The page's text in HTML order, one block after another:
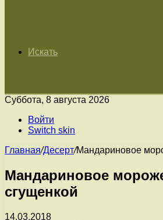
Искать
Суббота, 8 августа 2026
Войти
Switch skin
Главная/Десерт/Мандариновое
Мандариновое
сгущенкой
14.03.2018